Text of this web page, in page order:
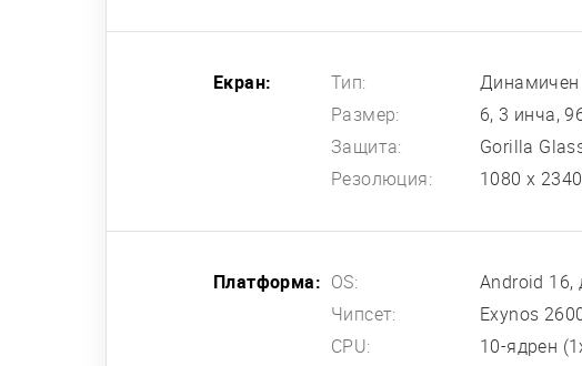
Екран: Тип:
Динамичен
Размер:
6, 3 инча,
Защита:
Gorilla
Резолюция:
1080 x
Платформа: OS:
Android 16,
Чипсет:
Exynos
CPU:
10-ядрен